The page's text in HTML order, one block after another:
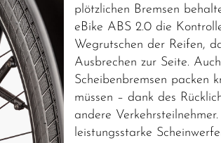
plötzlichen Bremsen
eBike ABS 2.0 die
Wegrutschen der Reifen,
Ausbrechen zur Seite.
Scheibenbremsen packen
müssen – dank des
andere
leistungsstarke